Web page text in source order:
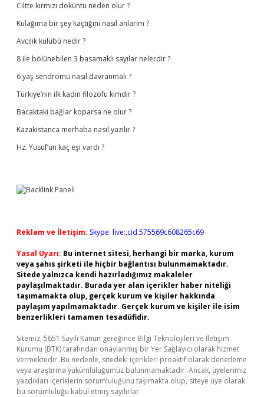
Ciltte kırmızı döküntü neden olur ?
Kulağıma bir şey kaçtığını nasıl anlarım ?
Avcılık kulübü nedir ?
8 ile bölünebilen 3 basamaklı sayılar nelerdir ?
6 yaş sendromu nasıl davranmalı ?
Türkiye’nin ilk kadın filozofu kimdir ?
Bacaktaki bağlar koparsa ne olur ?
Kazakistanca merhaba nasıl yazılır ?
Hz. Yusuf’un kaç eşi vardı ?
Reklam ve İletişim: Skype: live:.cid.575569c608265c69
Yasal Uyarı: Bu internet sitesi, herhangi bir marka, kurum
veya şahıs şirketi ile hiçbir bağlantısı bulunmamaktadır.
Sitede yalnızca kendi hazırladığımız makaleler
paylaşılmaktadır. Burada yer alan içerikler haber niteliği
taşımamakta olup, gerçek kurum ve kişiler hakkında
paylaşım yapılmamaktadır. Gerçek kurum ve kişiler ile isim
benzerlikleri tamamen tesadüfidir.
Sitemiz, 5651 Sayılı Kanun gereğince Bilgi Teknolojileri ve İletişim
Kurumu (BTK) tarafından onaylanmış bir Yer Sağlayıcı olarak hizmet
vermektedir. Bu nedenle, sitedeki içerikleri proaktif olarak denetleme
veya araştırma yükümlülüğümüz bulunmamaktadır. Ancak, üyelerimiz
yazdıkları içeriklerin sorumluluğunu taşımakta olup, siteye üye olarak
bu sorumluluğu kabul etmiş sayılırlar.